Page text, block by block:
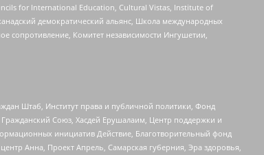
for International Education, Cultural Vistas, Institute of
демократический альянс, Школа международных
сопротивление, Комитет независимости Ингушетии,
Штаб, Институт права и публичной политики, Фонд
Союз, Хасдей Ерушалаим, Центр поддержки и
инициатив Действие, Благотворительный фонд
Анна, Проект Апрель, Самарская губерния, Эра здоровья,